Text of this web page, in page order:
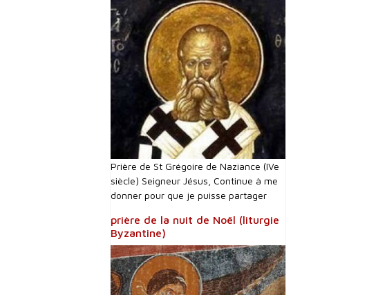
Prière de St Grégoire de Naziance (IVe
siècle) Seigneur Jésus, Continue à me
donner pour que je puisse partager
prière de la nuit de Noël (liturgie
Byzantine)